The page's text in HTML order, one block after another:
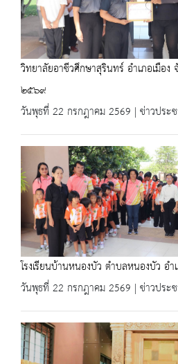
วิทยาลัยอาชีวศึกษาสุรินทร์ อำเภอเมือ
๒๕๖๙
วันพุธที่ 22 กรกฎาคม 2569 | ข่าวประ
โรงเรียนบ้านหนองบัว ตำบลหนองบัว อ
วันพุธที่ 22 กรกฎาคม 2569 | ข่าวประ